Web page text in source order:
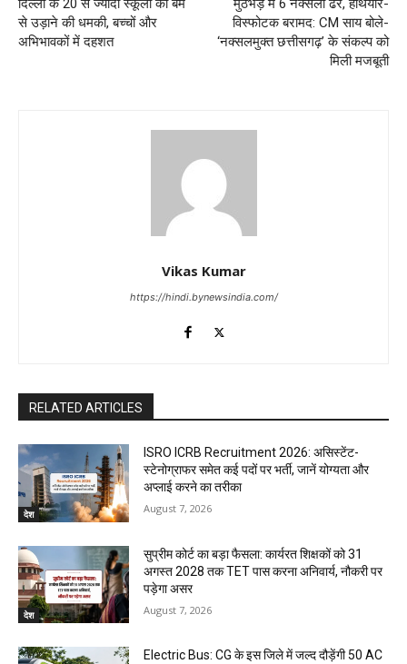
दिल्ली के 20 से ज्यादा स्कूलों को बम
से उड़ाने की धमकी, बच्चों और
अभिभावकों में दहशत
मुठभेड़ में 6 नक्सली ढेर, हथियार-
विस्फोटक बरामद: CM साय बोले-
‘नक्सलमुक्त छत्तीसगढ़’ के संकल्प को
मिली मजबूती
Vikas Kumar
https://hindi.bynewsindia.com/
RELATED ARTICLES
देश
ISRO ICRB Recruitment 2026: असिस्टेंट-
स्टेनोग्राफर समेत कई पदों पर भर्ती, जानें योग्यता और
अप्लाई करने का तरीका
August 7, 2026
देश
सुप्रीम कोर्ट का बड़ा फैसला: कार्यरत शिक्षकों को 31
अगस्त 2028 तक TET पास करना अनिवार्य, नौकरी पर
पड़ेगा असर
August 7, 2026
Electric Bus: CG के इस जिले में जल्द दौड़ेंगी 50 AC